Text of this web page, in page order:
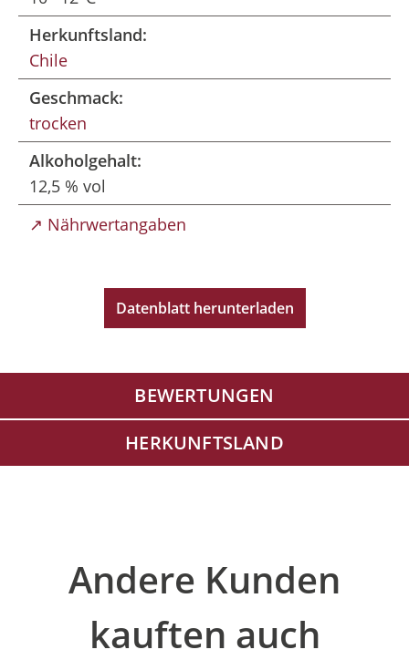
Herkunftsland:
Chile
Geschmack:
trocken
Alkoholgehalt:
12,5 % vol
↗ Nährwertangaben
Datenblatt herunterladen
BEWERTUNGEN
HERKUNFTSLAND
Andere Kunden
kauften auch